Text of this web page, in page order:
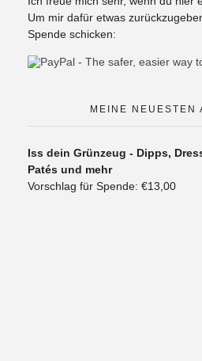
Um mir dafür etwas
Spende schicken:
MEINE NEUESTEN
Iss dein Grünzeug - Dipps,
Patés und mehr
Vorschlag für Spende: €13,00